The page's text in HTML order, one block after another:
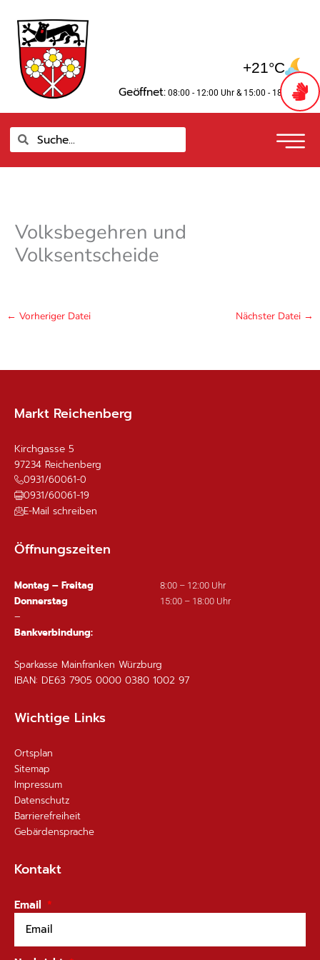
Inhalt
springen
+21°C
Geöffnet: 08:00 - 12:00 Uhr & 15:00 - 18:00 Uhr
SucheSuche
Volksbegehren und
Volksentscheide
← Vorheriger Datei Nächster Datei →
Markt Reichenberg
Kirchgasse 5
97234 Reichenberg
0931/60061-0
0931/60061-19
E-Mail schreiben
Öffnungszeiten
Montag – Freitag 8:00 – 12:00 Uhr
Donnerstag 15:00 – 18:00 Uhr
–
Bankverbindung:
Sparkasse Mainfranken Würzburg
IBAN: DE63 7905 0000 0380 1002 97
Wichtige Links
Ortsplan
Sitemap
Impressum
Datenschutz
Barrierefreiheit
Gebärdensprache
Kontakt
Email